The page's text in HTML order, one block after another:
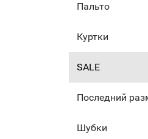
Пальто
Куртки
SALE
Последний
Шубки